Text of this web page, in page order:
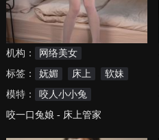
机构：
网络美女
标签：
妩媚 床上
软妹
模特：
咬人小小兔
咬一口兔娘 - 床上管家